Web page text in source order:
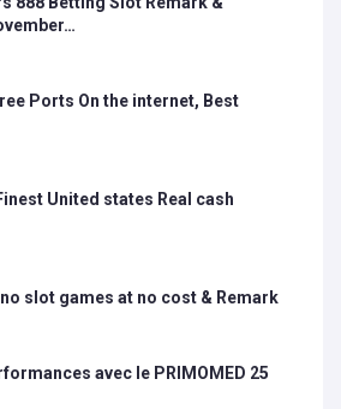
Ports On the internet, Best
United states Real cash
slot games at no cost & Remark
avec le PRIMOMED 25